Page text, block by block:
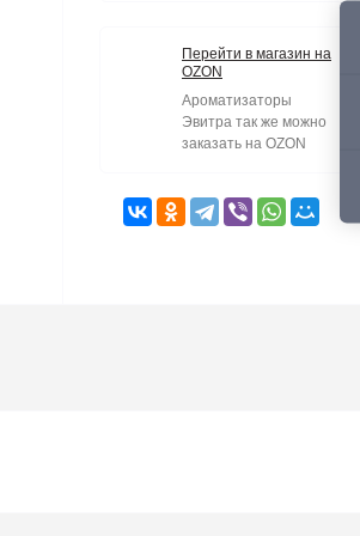
Перейти в магазин на
OZON
Ароматизаторы
Эвитра так же можно
заказать на OZON